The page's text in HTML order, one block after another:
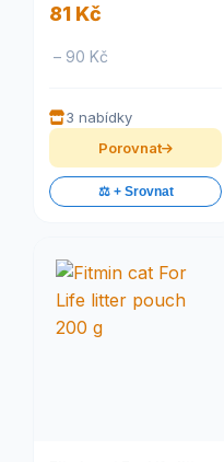
81 Kč
– 90 Kč
3 nabídky
Porovnat
⚖️ + Srovnat